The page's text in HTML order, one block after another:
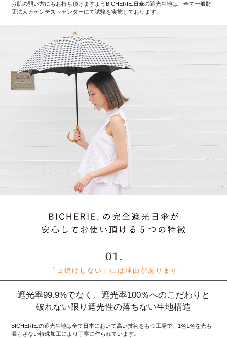
お肌の弱い方にもお持ち頂けますようBICHERIE.日傘の遮光生地は、全て一般財
団法人カケンテストセンターにて試験を実施しております。
「日焼けしない」には理由があります
遮光率99.9%でなく、遮光率100％へのこだわりと
破れない限り遮光性の落ちない生地構造
BICHERIE.の遮光生地は全て日本において高い技術をもつ工場で、1色1色を光も
漏らさない特殊加工により丁寧に作られています。